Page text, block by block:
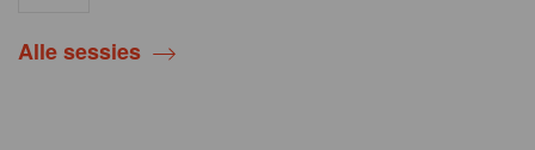
Alle sessies